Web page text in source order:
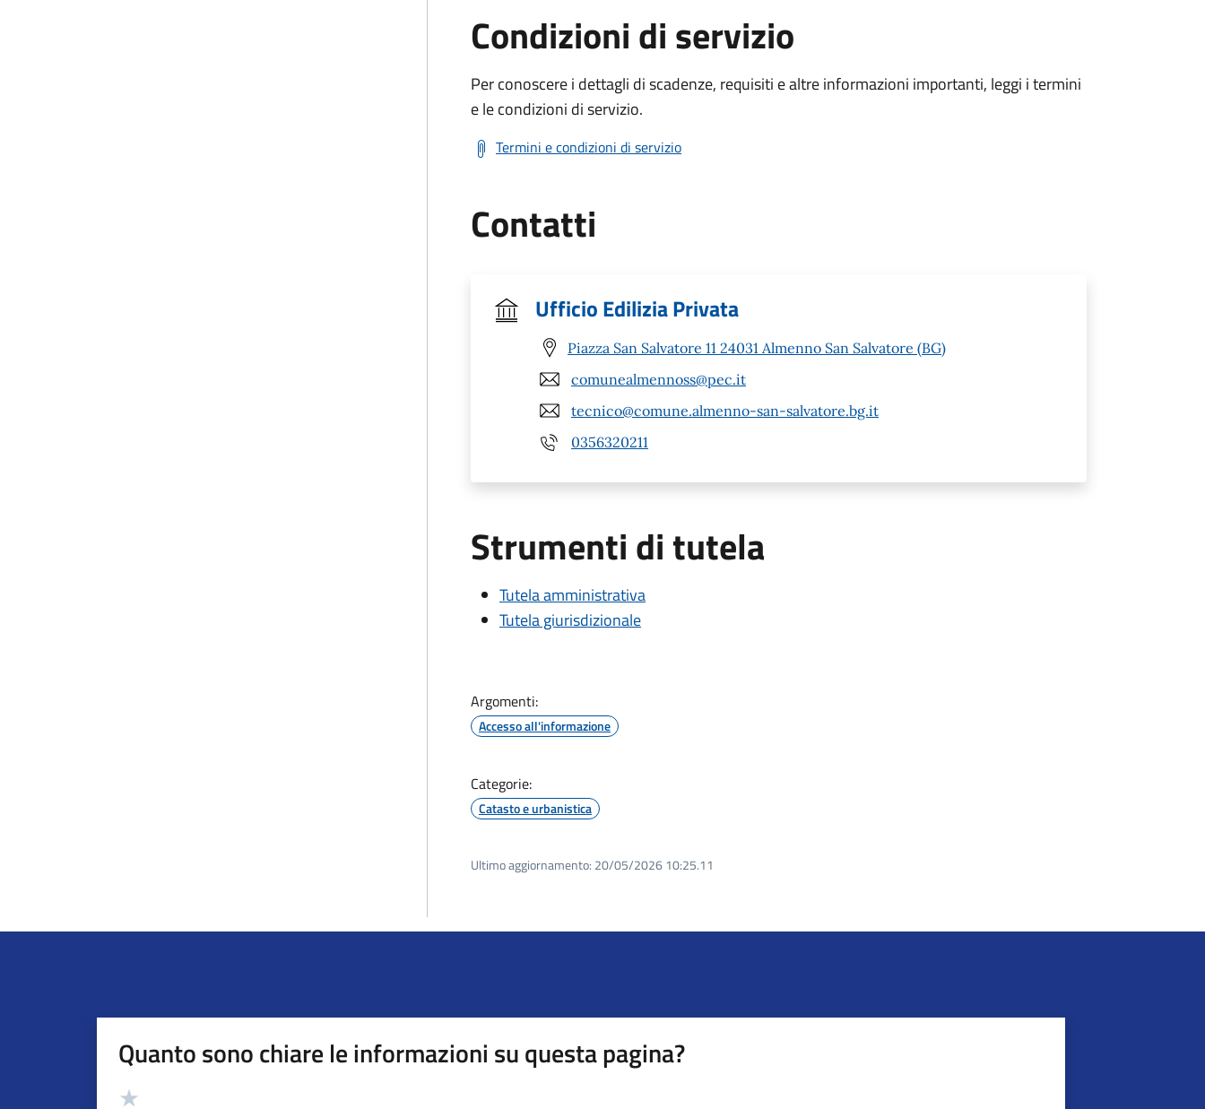
Condizioni di servizio
Per conoscere i dettagli di scadenze, requisiti e altre informazioni importanti, leggi i termini
e le condizioni di servizio.
Termini e condizioni di servizio
Contatti
Ufficio Edilizia Privata
Piazza San Salvatore 11 24031 Almenno San Salvatore (BG)
comunealmennoss@pec.it
tecnico@comune.almenno-san-salvatore.bg.it
0356320211
Strumenti di tutela
Tutela amministrativa
Tutela giurisdizionale
Argomenti:
Accesso all'informazione
Categorie:
Catasto e urbanistica
Ultimo aggiornamento: 20/05/2026 10:25.11
Quanto sono chiare le informazioni su questa pagina?
Valutazione